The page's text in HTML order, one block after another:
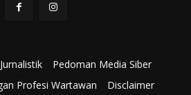
Pedoman Media Siber
Profesi Wartawan
Disclaimer